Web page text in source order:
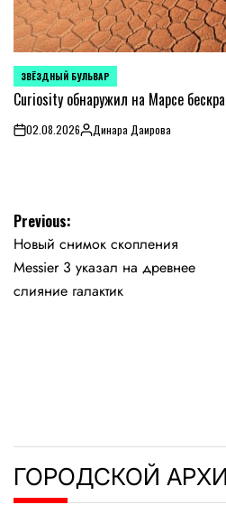
POSTED
IN
ЗВЁЗДНЫЙ БУЛЬВАР
Curiosity обнаружил на Марсе
on02.08.2026PostedДинара Даирова
Навигация
по
записям
Previous:
Новый снимок скопления
Messier 3 указал на древнее
слияние галактик
ГОРОДСКОЙ